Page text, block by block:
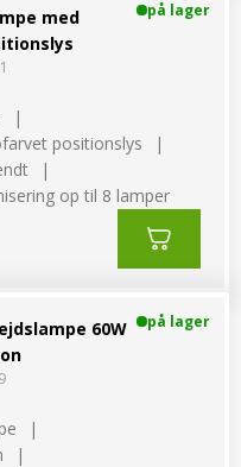
med
på lager
positionslys
op til 8 lamper
60W
på lager